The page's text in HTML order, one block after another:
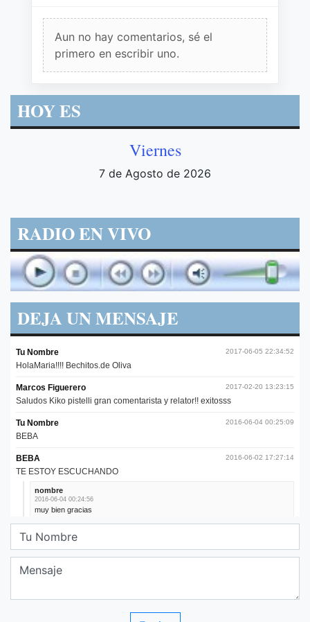
Aun no hay comentarios, sé el
primero en escribir uno.
HOY ES
Viernes
7 de Agosto de 2026
RADIO EN VIVO
DEJA UN MENSAJE